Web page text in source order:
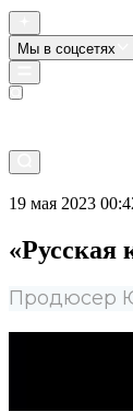
Мы в соцсетях
19 мая 2023
«Русская
Продюсер